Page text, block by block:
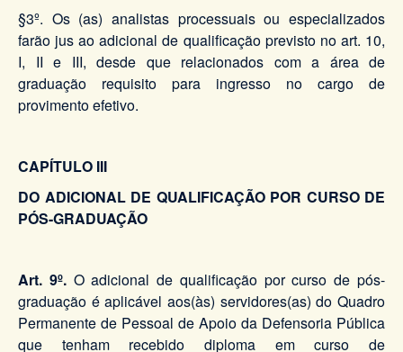
§3º. Os (as) analistas processuais ou especializados
farão jus ao adicional de qualificação previsto no art. 10,
I, II e III, desde que relacionados com a área de
graduação requisito para ingresso no cargo de
provimento efetivo.
CAPÍTULO III
DO ADICIONAL DE QUALIFICAÇÃO POR CURSO DE
PÓS-GRADUAÇÃO
Art. 9º.O adicional de qualificação por curso de pós-
graduação é aplicável aos(às) servidores(as) do Quadro
Permanente de Pessoal de Apoio da Defensoria Pública
que tenham recebido diploma em curso de